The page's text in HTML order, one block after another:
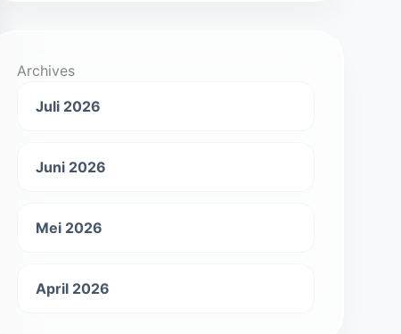
Archives
Juli 2026
Juni 2026
Mei 2026
April 2026